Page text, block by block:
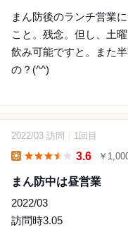
まん防後のランチ営業
こと。残念。但し、土
飲み可能ですと。また
の？(^^)
15
2022/03 訪問 1回目
3.6 ￥
まん防中は昼営業
2022/03
訪問時3.05